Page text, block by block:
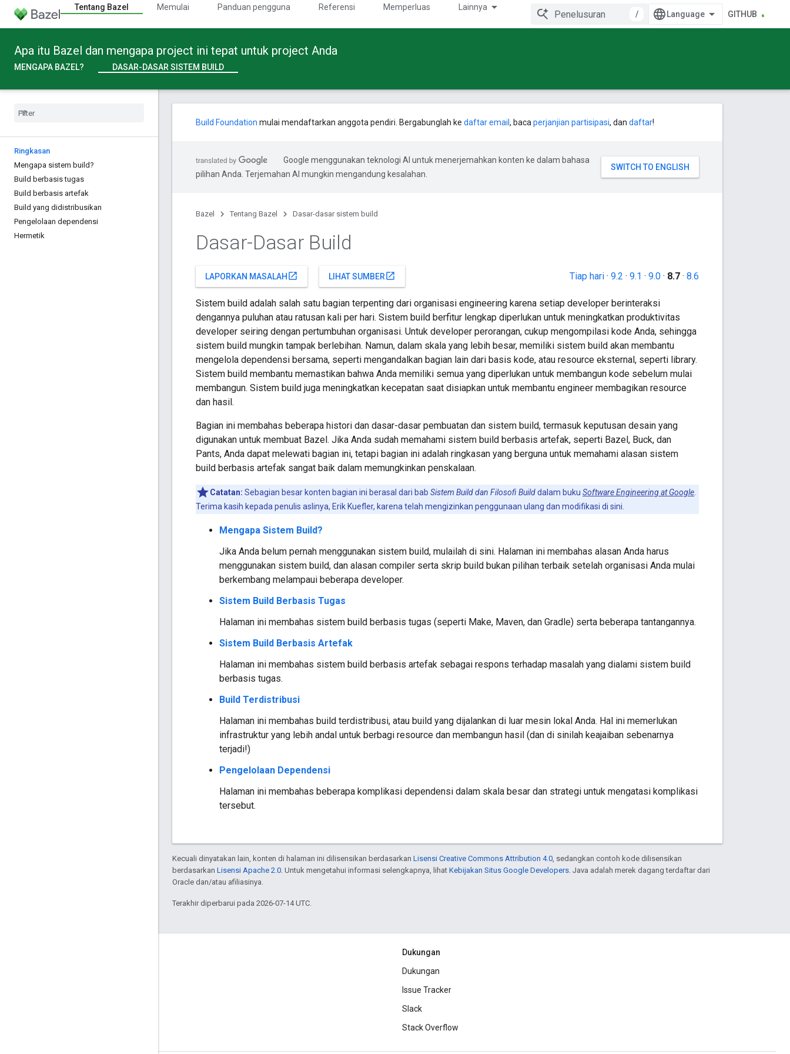
Tentang Bazel Memulai Panduan pengguna Referensi Memperluas Lainnya
/ GITHUB
Apa itu Bazel dan mengapa project ini tepat untuk project Anda
MENGAPA BAZEL? DASAR-DASAR SISTEM BUILD
Ringkasan
Mengapa sistem build?
Build berbasis tugas
Build berbasis artefak
Build yang didistribusikan
Pengelolaan dependensi
Hermetik
Build Foundation mulai mendaftarkan anggota pendiri. Bergabunglah ke daftar email , baca perjanjian partisipasi, dan daftar!
Google menggunakan teknologi AI untuk menerjemahkan konten ke dalam bahasa
pilihan Anda. Terjemahan AI mungkin mengandung kesalahan.
Bazel Tentang Bazel Dasar-dasar sistem build
Dasar-Dasar Build
LAPORKAN MASALAH open_in_new LIHAT SUMBERopen_in_new Tiap hari · 9.2 · 9.1 · 9.0 · 8.7 · 8.6
Sistem build adalah salah satu bagian terpenting dari organisasi engineering karena setiap developer berinteraksi
dengannya puluhan atau ratusan kali per hari. Sistem build berfitur lengkap diperlukan untuk meningkatkan produktivitas
developer seiring dengan pertumbuhan organisasi. Untuk developer perorangan, cukup mengompilasi kode Anda, sehingga
sistem build mungkin tampak berlebihan. Namun, dalam skala yang lebih besar, memiliki sistem build akan membantu
mengelola dependensi bersama, seperti mengandalkan bagian lain dari basis kode, atau resource eksternal, seperti library.
Sistem build membantu memastikan bahwa Anda memiliki semua yang diperlukan untuk membangun kode sebelum mulai
membangun. Sistem build juga meningkatkan kecepatan saat disiapkan untuk membantu engineer membagikan resource
dan hasil.
Bagian ini membahas beberapa histori dan dasar-dasar pembuatan dan sistem build, termasuk keputusan desain yang
digunakan untuk membuat Bazel. Jika Anda sudah memahami sistem build berbasis artefak, seperti Bazel, Buck, dan
Pants, Anda dapat melewati bagian ini, tetapi bagian ini adalah ringkasan yang berguna untuk memahami alasan sistem
build berbasis artefak sangat baik dalam memungkinkan penskalaan.
Catatan: Sebagian besar konten bagian ini berasal dari bab Sistem Build dan Filosofi Builddalam buku Software Engineering at Google
Terima kasih kepada penulis aslinya, Erik Kuefler, karena telah mengizinkan penggunaan ulang dan modifikasi di sini.
Mengapa Sistem Build?
Jika Anda belum pernah menggunakan sistem build, mulailah di sini. Halaman ini membahas alasan Anda harus
menggunakan sistem build, dan alasan compiler serta skrip build bukan pilihan terbaik setelah organisasi Anda mulai
berkembang melampaui beberapa developer.
Sistem Build Berbasis Tugas
Halaman ini membahas sistem build berbasis tugas (seperti Make, Maven, dan Gradle) serta beberapa tantangannya.
Sistem Build Berbasis Artefak
Halaman ini membahas sistem build berbasis artefak sebagai respons terhadap masalah yang dialami sistem build
berbasis tugas.
Build Terdistribusi
Halaman ini membahas build terdistribusi, atau build yang dijalankan di luar mesin lokal Anda. Hal ini memerlukan
infrastruktur yang lebih andal untuk berbagi resource dan membangun hasil (dan di sinilah keajaiban sebenarnya
terjadi!)
Pengelolaan Dependensi
Halaman ini membahas beberapa komplikasi dependensi dalam skala besar dan strategi untuk mengatasi komplikasi
tersebut.
Kecuali dinyatakan lain, konten di halaman ini dilisensikan berdasarkan Lisensi Creative Commons Attribution 4.0, sedangkan contoh kode dilisensikan
berdasarkan Lisensi Apache 2.0. Untuk mengetahui informasi selengkapnya, lihat Kebijakan Situs Google Developers. Java adalah merek dagang terdaftar dari
Oracle dan/atau afiliasinya.
Terakhir diperbarui pada 2026-07-14 UTC.
Dukungan
Dukungan
Issue Tracker
Slack
Stack Overflow